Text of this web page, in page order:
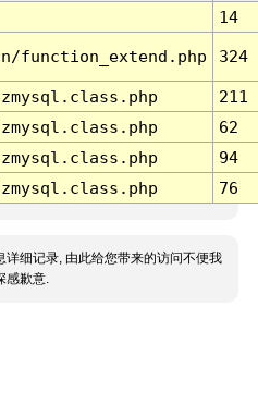
14
function_extend.php 324
211
62
94
76
详细记录, 由此给您带来的访问不便我
感歉意.